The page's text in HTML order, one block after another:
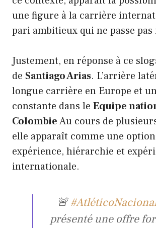
une figure à la carrière
pari ambitieux qui ne passe
Justement, en réponse à ce
de Santiago Arias. L’arrière
longue carrière en Europe et
constante dans le Equipe
ColombieAu cours de
elle apparaît comme une
expérience, hiérarchie et
internationale.
🚨
présenté une offre